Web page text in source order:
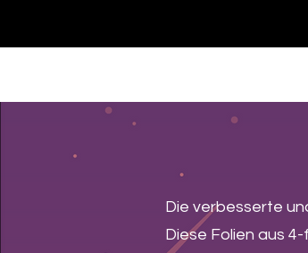
Die verbesserte
Diese Folien aus